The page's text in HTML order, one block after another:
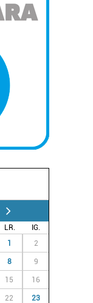
LR.
IG.
1 2
8 9
15 16
22 23